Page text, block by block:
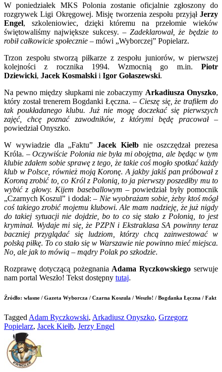
W poniedziałek MKS Polonia zostanie oficjalnie zgłoszony do
rozgrywek Ligi Okręgowej. Misję tworzenia zespołu przyjął Jerzy
Engel, szkoleniowiec, dzięki któremu na przełomie wieków
świętowaliśmy największe sukcesy. –Zadeklarował, że będzie to
robił całkowicie społecznie – mówi „Wyborczej” Popielarz.
Trzon zespołu stworzą piłkarze z zespołu juniorów, w pierwszej
kolejności z rocznika 1994. Wzmocnią go m.in. Piotr
Dziewicki, Jacek Kosmalski i Igor Gołaszewski.
Na pewno między słupkami nie zobaczymy Arkadiusza Onyszko,
który został trenerem Bogdanki Łęczna. – Cieszę się, że trafiłem do
tak poukładanego klubu. Już nie mogę doczekać się pierwszych
zajęć, chcę poznać zawodników, z którymi będę pracował–
powiedział Onyszko.
W wywiadzie dla „Faktu” Jacek Kiełb nie oszczędzał prezesa
Króla. –Oczywiście Polonia nie była mi obojętna, ale będąc w tym
klubie zdałem sobie sprawę z tego, że takie coś mogło spotkać każdy
klub w Polsce, również moją Koronę. A jakby jakiś pan próbował z
Koroną zrobić to, co Król z Polonią, to ja pierwszy poszedłby mu to
wybić z głowy. Kijem baseballowym – powiedział były pomocnik
„Czarnych Koszul” i dodał: – Nie wyobrażam sobie, żeby ktoś mógł
coś takiego zrobić mojemu klubowi. Ale mam nadzieję, że już nigdy
do takiej sytuacji nie dojdzie, bo to co się stało z Polonią, to jest
kryminał. Wydaje mi się, że PZPN i Ekstraklasa SA powinny teraz
baczniej przyglądać się ludziom, którzy chcą zainwestować w
polską piłkę. To co stało się w Warszawie nie powinno mieć miejsca.
No, ale jak to mówią – mądry Polak po szkodzie.
Rozprawę dotyczącą pożegnania Adama Ryczkowskiegoserwuje
nam portal Weszło! Tekst dostępny tutaj.
Źródło: własne / Gazeta Wyborcza / Czarna Koszula / Weszło! / Bogdanka Łęczna / Fakt
Tagged Adam Ryczkowski, Arkadiusz Onyszko, Grzegorz
Popielarz, Jacek Kiełb, Jerzy Engel